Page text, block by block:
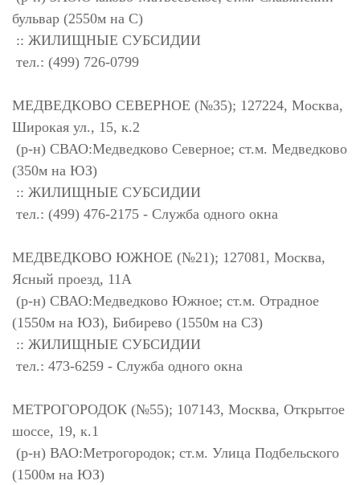
бульвар (2550м на С)
:: ЖИЛИЩНЫЕ СУБСИДИИ
тел.: (499) 726-0799
МЕДВЕДКОВО СЕВЕРНОЕ (№35); 127224, Москва,
Широкая ул., 15, к.2
(р-н) СВАО:Медведково Северное; ст.м. Медведково
(350м на ЮЗ)
:: ЖИЛИЩНЫЕ СУБСИДИИ
тел.: (499) 476-2175 - Служба одного окна
МЕДВЕДКОВО ЮЖНОЕ (№21); 127081, Москва,
Ясный проезд, 11А
(р-н) СВАО:Медведково Южное; ст.м. Отрадное
(1550м на ЮЗ), Бибирево (1550м на СЗ)
:: ЖИЛИЩНЫЕ СУБСИДИИ
тел.: 473-6259 - Служба одного окна
МЕТРОГОРОДОК (№55); 107143, Москва, Открытое
шоссе, 19, к.1
(р-н) ВАО:Метрогородок; ст.м. Улица Подбельского
(1500м на ЮЗ)